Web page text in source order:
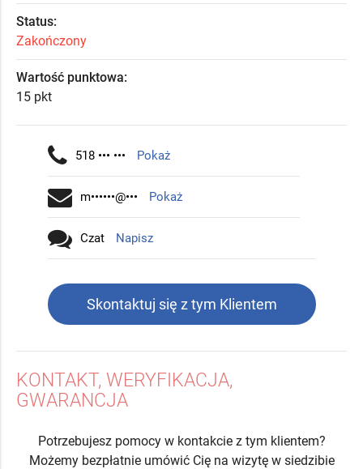
Status:
Zakończony
Wartość punktowa:
15 pkt
518 ••• ••• Pokaż
m••••••@••• Pokaż
Czat Napisz
Skontaktuj się z tym Klientem
KONTAKT, WERYFIKACJA,
GWARANCJA
Potrzebujesz pomocy w kontakcie z tym klientem?
Możemy bezpłatnie umówić Cię na wizytę w siedzibie